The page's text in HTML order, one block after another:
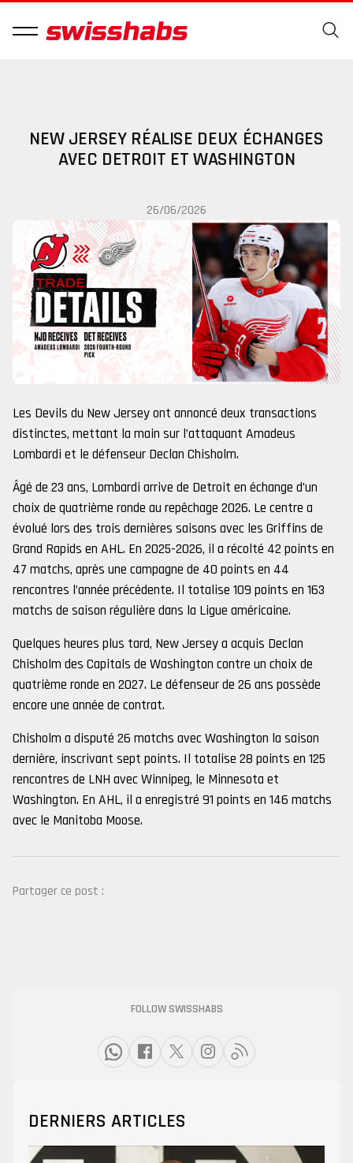
NEW JERSEY RÉALISE DEUX ÉCHANGES
AVEC DETROIT ET WASHINGTON
26/06/2026
Les Devils du New Jersey ont annoncé deux transactions
distinctes, mettant la main sur l’attaquant Amadeus
Lombardi et le défenseur Declan Chisholm.
Âgé de 23 ans, Lombardi arrive de Detroit en échange d’un
choix de quatrième ronde au repêchage 2026. Le centre a
évolué lors des trois dernières saisons avec les Griffins de
Grand Rapids en AHL. En 2025-2026, il a récolté 42 points en
47 matchs, après une campagne de 40 points en 44
rencontres l’année précédente. Il totalise 109 points en 163
matchs de saison régulière dans la Ligue américaine.
Quelques heures plus tard, New Jersey a acquis Declan
Chisholm des Capitals de Washington contre un choix de
quatrième ronde en 2027. Le défenseur de 26 ans possède
encore une année de contrat.
Chisholm a disputé 26 matchs avec Washington la saison
dernière, inscrivant sept points. Il totalise 28 points en 125
rencontres de LNH avec Winnipeg, le Minnesota et
Washington. En AHL, il a enregistré 91 points en 146 matchs
avec le Manitoba Moose.
Partager ce post :
FOLLOW SWISSHABS
DERNIERS ARTICLES